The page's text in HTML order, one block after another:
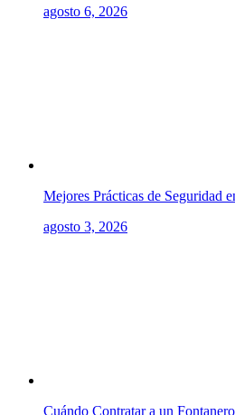
agosto 6, 2026
Mejores Prácticas de Seguridad
agosto 3, 2026
Cuándo Contratar a un